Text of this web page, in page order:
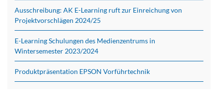
Ausschreibung: AK E-Learning ruft zur Einreichung von
Projektvorschlägen 2024/25
E-Learning Schulungen des Medienzentrums in
Wintersemester 2023/2024
Produktpräsentation EPSON Vorführtechnik